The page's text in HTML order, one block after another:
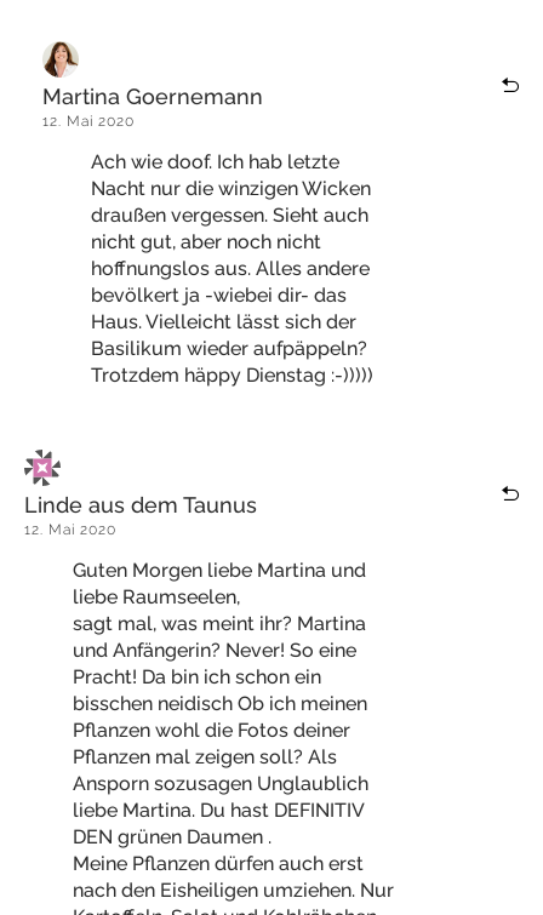
Martina Goernemann
12. Mai 2020
Ach wie doof. Ich hab letzte
Nacht nur die winzigen Wicken
draußen vergessen. Sieht auch
nicht gut, aber noch nicht
hoffnungslos aus. Alles andere
bevölkert ja -wiebei dir- das
Haus. Vielleicht lässt sich der
Basilikum wieder aufpäppeln?
Trotzdem häppy Dienstag :-)))))
Linde aus dem Taunus
12. Mai 2020
Guten Morgen liebe Martina und
liebe Raumseelen,
sagt mal, was meint ihr? Martina
und Anfängerin? Never! So eine
Pracht! Da bin ich schon ein
bisschen neidisch Ob ich meinen
Pflanzen wohl die Fotos deiner
Pflanzen mal zeigen soll? Als
Ansporn sozusagen Unglaublich
liebe Martina. Du hast DEFINITIV
DEN grünen Daumen .
Meine Pflanzen dürfen auch erst
nach den Eisheiligen umziehen. Nur